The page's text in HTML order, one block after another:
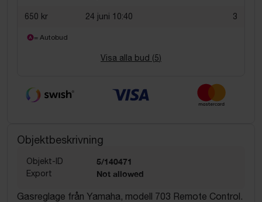
650 kr 24 juni 10:40 3
= Autobud
Visa alla bud (5)
Objektbeskrivning
Objekt-ID 5/140471
Export Not allowed
Gasreglage från Yamaha, modell 703 Remote Control.